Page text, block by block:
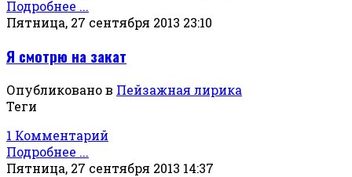
Подробнее ...
Пятница, 27 сентября 2013 23:10
Я смотрю на закат
Опубликовано в Пейзажная лирика
Теги
1 Комментарий
Подробнее ...
Пятница, 27 сентября 2013 14:37